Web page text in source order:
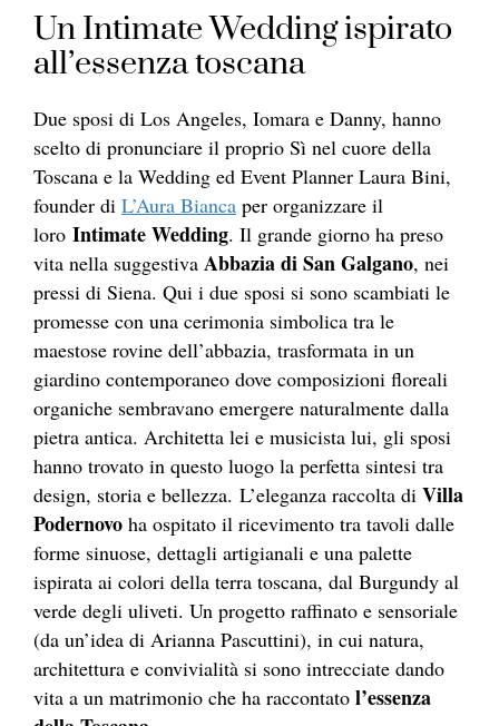
Un Intimate Wedding ispirato
all’essenza toscana
Due sposi di Los Angeles, Iomara e Danny, hanno
scelto di pronunciare il proprio Sì nel cuore della
Toscana e la Wedding ed Event Planner Laura Bini,
founder di L’Aura Bianca per organizzare il
loro Intimate Wedding. Il grande giorno ha preso
vita nella suggestiva Abbazia di San Galgano, nei
pressi di Siena. Qui i due sposi si sono scambiati le
promesse con una cerimonia simbolica tra le
maestose rovine dell’abbazia, trasformata in un
giardino contemporaneo dove composizioni floreali
organiche sembravano emergere naturalmente dalla
pietra antica. Architetta lei e musicista lui, gli sposi
hanno trovato in questo luogo la perfetta sintesi tra
design, storia e bellezza. L’eleganza raccolta di Villa
Podernovo ha ospitato il ricevimento tra tavoli dalle
forme sinuose, dettagli artigianali e una palette
ispirata ai colori della terra toscana, dal Burgundy al
verde degli uliveti. Un progetto raffinato e sensoriale
(da un’idea di Arianna Pascuttini), in cui natura,
architettura e convivialità si sono intrecciate dando
vita a un matrimonio che ha raccontato l’essenza